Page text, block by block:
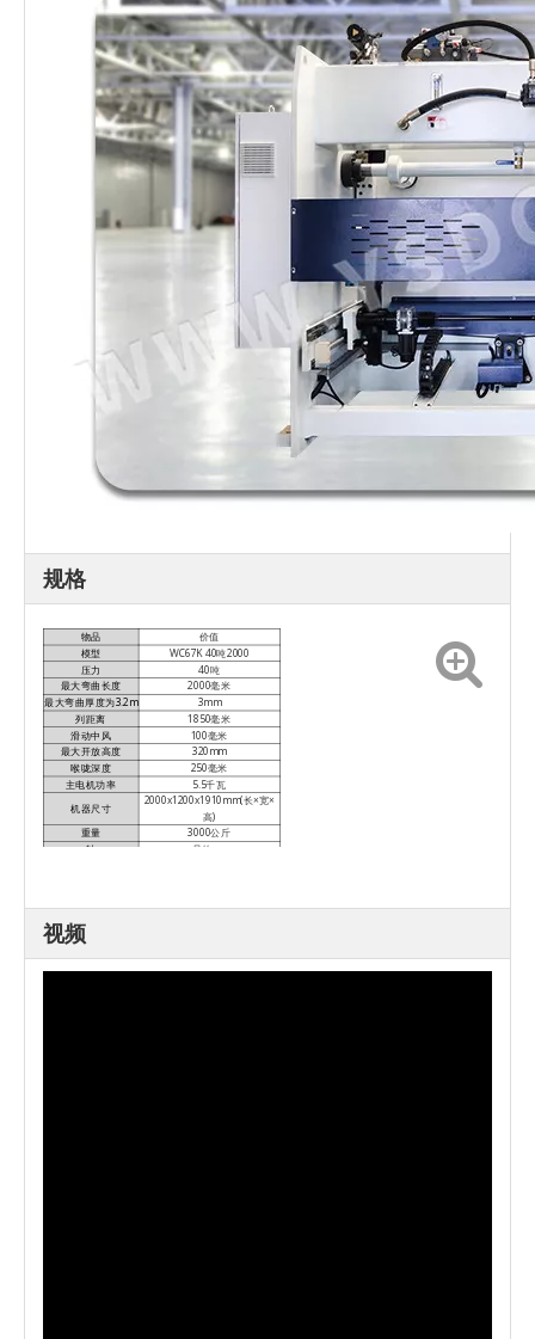
规格
物品
价值
模型
WC67K 40吨2000
压力
40吨
最大弯曲长度 2000毫米
最大弯曲厚度为3.2m
3mm
列距离
1850毫米
滑动中风 100毫米
最大开放高度
320mm
喉咙深度
250毫米
主电机功率 5.5千瓦
机器尺寸
2000x1200x1910mm(长×宽×
高)
重量
3000公斤
轴
是的，x
视频